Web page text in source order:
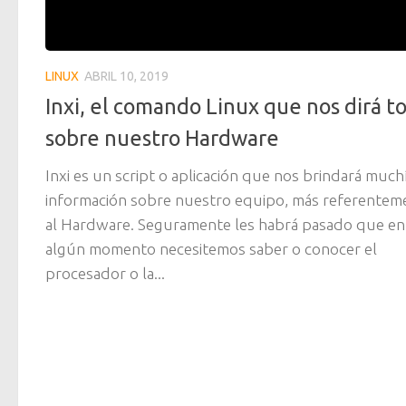
LINUX ABRIL 10, 2019
Inxi, el comando Linux que nos dirá
sobre nuestro Hardware
Inxi es un script o aplicación que nos brindará
información sobre nuestro equipo, más
al Hardware. Seguramente les habrá pasado que en
algún momento necesitemos saber o conocer el
procesador o la...